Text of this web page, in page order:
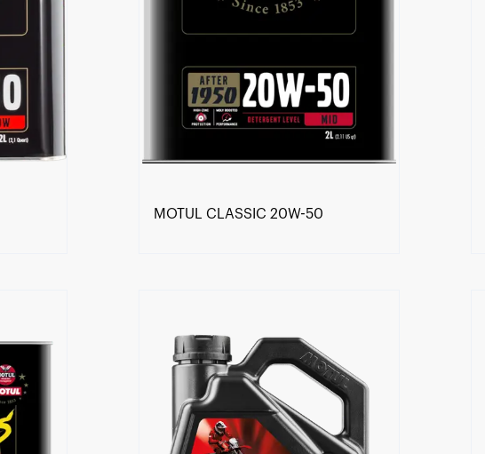
Händlersuche
MOTUL CLASSIC 20W-50